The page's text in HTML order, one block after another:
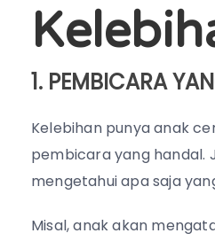
1. PEMBICARA
Kelebihan punya anak
pembicara yang handal.
mengetahui apa saja
Misal, anak akan